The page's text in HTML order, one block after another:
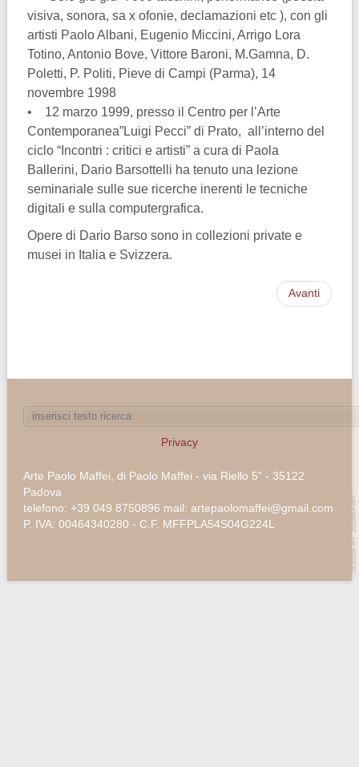
visiva, sonora, sa x ofonie, declamazioni etc ), con gli
artisti Paolo Albani, Eugenio Miccini, Arrigo Lora
Totino, Antonio Bove, Vittore Baroni, M.Gamna, D.
Poletti, P. Politi, Pieve di Campi (Parma), 14
novembre 1998
• 12 marzo 1999, presso il Centro per l’Arte
Contemporanea”Luigi Pecci” di Prato, all’interno del
ciclo “Incontri : critici e artisti” a cura di Paola
Ballerini, Dario Barsottelli ha tenuto una lezione
seminariale sulle sue ricerche inerenti le tecniche
digitali e sulla computergrafica.
Opere di Dario Barso sono in collezioni private e
musei in Italia e Svizzera.
Avanti
Privacy
Arte Paolo Maffei, di Paolo Maffei - via Riello 5" - 35122
Padova
telefono: +39 049 8750896 mail: artepaolomaffei@gmail.com
P. IVA: 00464340280 - C.F. MFFPLA54S04G224L